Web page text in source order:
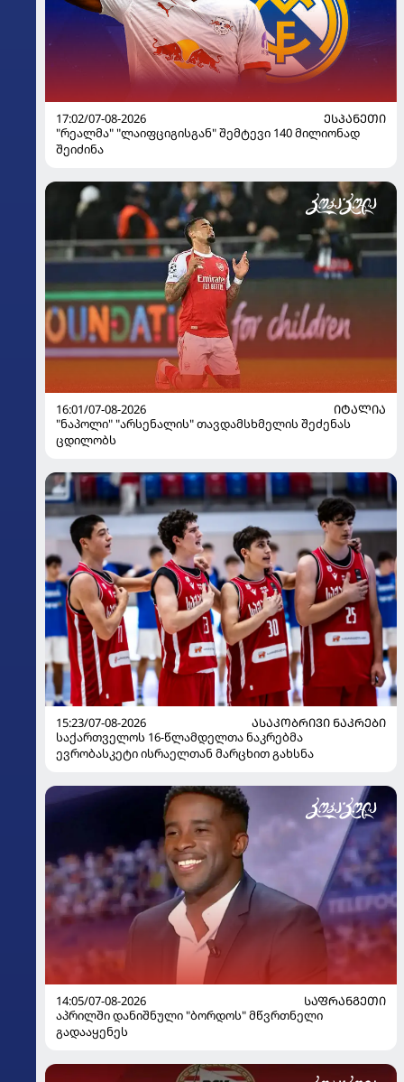
17:02/07-08-2026
ᲔᲡᲞᲐᲜᲔᲗᲘ
"რეალმა" "ლაიფციგისგან" შემტევი 140 მილიონად
შეიძინა
16:01/07-08-2026
ᲘᲢᲐᲚᲘᲐ
"ნაპოლი" "არსენალის" თავდამსხმელის შეძენას
ცდილობს
15:23/07-08-2026
ᲐᲡᲐᲙᲝᲑᲠᲘᲕᲘ ᲜᲐᲙᲠᲔᲑᲘ
საქართველოს 16-წლამდელთა ნაკრებმა
ევრობასკეტი ისრაელთან მარცხით გახსნა
14:05/07-08-2026
ᲡᲐᲤᲠᲐᲜᲒᲔᲗᲘ
აპრილში დანიშნული "ბორდოს" მწვრთნელი
გადააყენეს